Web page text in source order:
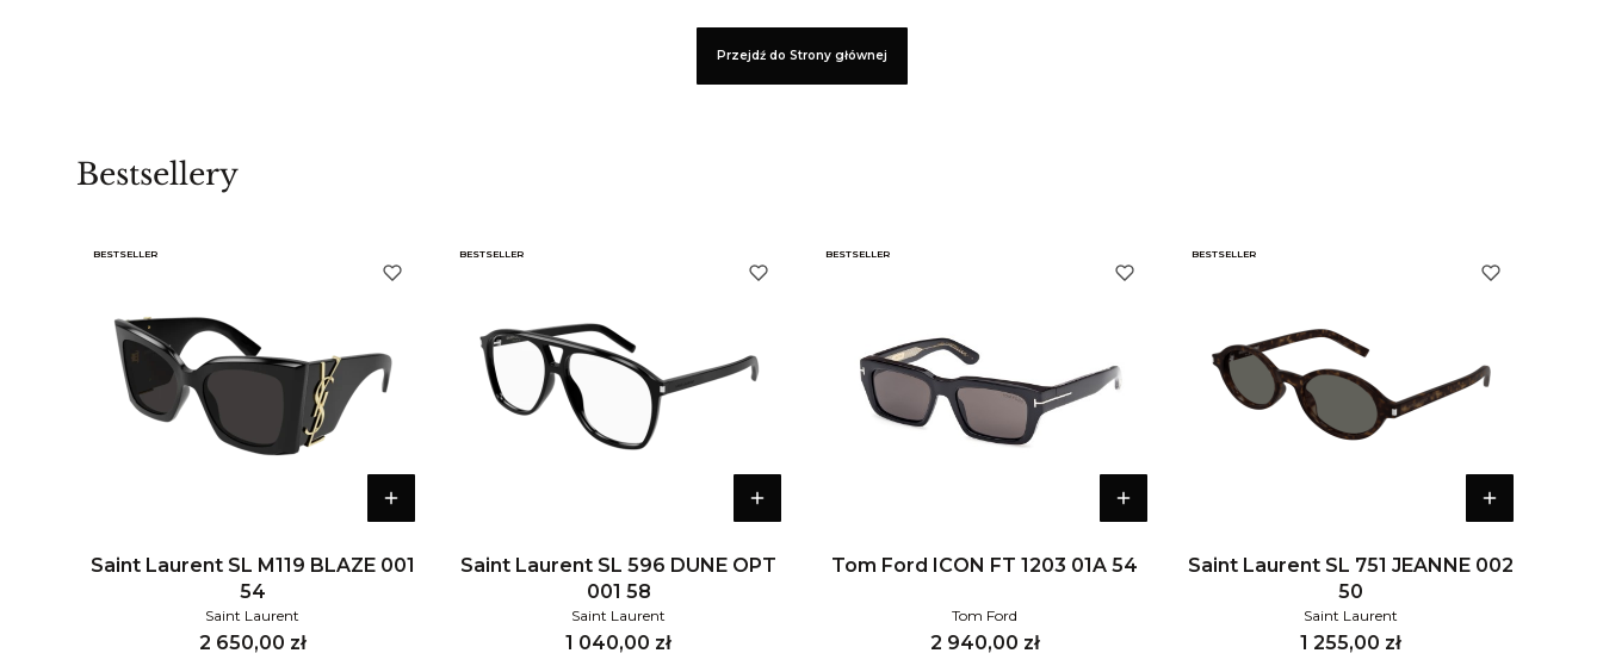
Przejdź do Strony głównej
Bestsellery
BESTSELLER
Saint Laurent SL M119 BLAZE 001
54
Saint Laurent
Cena
2 650,00 zł
BESTSELLER
Saint Laurent SL 596 DUNE OPT
001 58
Saint Laurent
Cena
1 040,00 zł
BESTSELLER
Tom Ford ICON FT 1203 01A 54
Tom Ford
Cena
2 940,00 zł
BESTSELLER
Saint Laurent SL 751 JEANNE 002
50
Saint Laurent
Cena
1 255,00 zł